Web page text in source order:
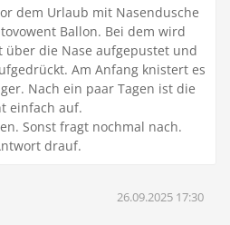
dem Urlaub mit Nasendusche
Ballon. Bei dem wird
die Nase aufgepustet und
Am Anfang knistert es
Nach ein paar Tagen ist die
einfach auf.
Sonst fragt nochmal nach.
drauf.
26.09.2025 17:30